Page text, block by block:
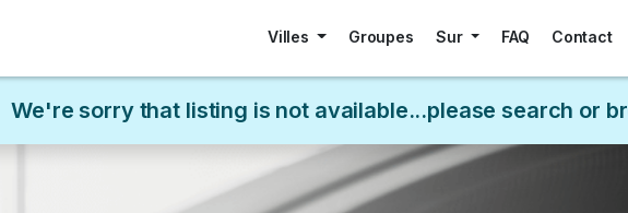
Villes Groupes Sur FAQ Contact
We're sorry that listing is not available...please search or